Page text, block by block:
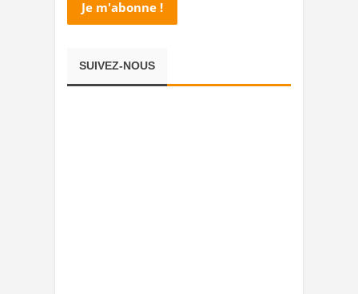
SUIVEZ-NOUS